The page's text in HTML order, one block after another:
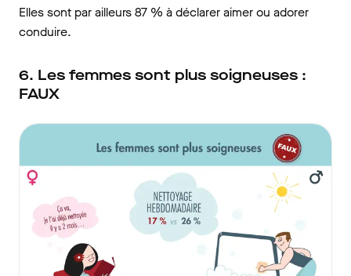
Elles sont par ailleurs 87 % à déclarer aimer ou adorer
conduire.
6. Les femmes sont plus soigneuses :
FAUX